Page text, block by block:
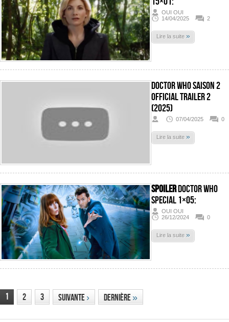
OUI OUI
14/04/2025
2
Lire la suite »
Doctor Who Saison 2
Official Trailer 2
(2025)
07/04/2025 0
Lire la suite »
SPOILERDoctor Who
Special 1×05:
OUI OUI
26/12/2024
0
Lire la suite »
1 2 3 Suivante› Dernière»